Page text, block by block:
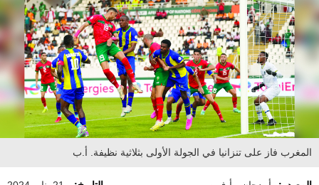
المغرب فاز على تنزانيا في الجولة الأولى بثلاثية نظيفة. أ.ب